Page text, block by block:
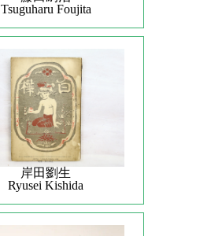
Tsuguharu Foujita
岸田劉生
Ryusei Kishida